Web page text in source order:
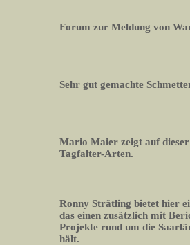
Forum zur Meldung von
Sehr gut gemachte
Mario Maier zeigt auf
Tagfalter-Arten.
Ronny Strätling bietet hier
das einen zusätzlich mit
Projekte rund um die
hält.